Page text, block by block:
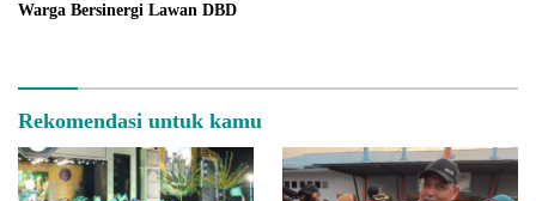
Warga Bersinergi Lawan DBD
Rekomendasi untuk kamu